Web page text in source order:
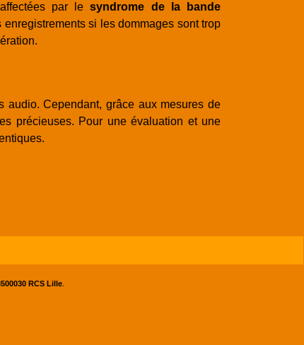
affectées par lesyndrome de la bande
si les dommages sont trop
Cependant, grâce aux mesures de
précieuses. Pour une évaluation et une
RCS Lille